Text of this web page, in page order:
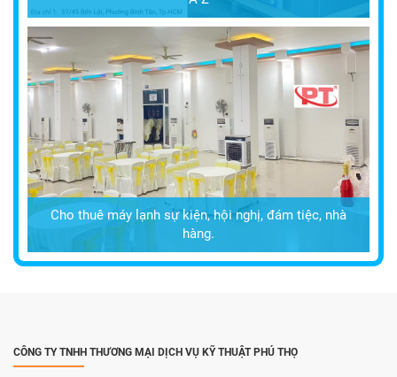
Cho thuê máy lạnh sự kiện, hội nghị, đám tiệc, nhà
hàng.
CÔNG TY TNHH THƯƠNG MẠI DỊCH VỤ KỸ THUẬT PHÚ THỌ